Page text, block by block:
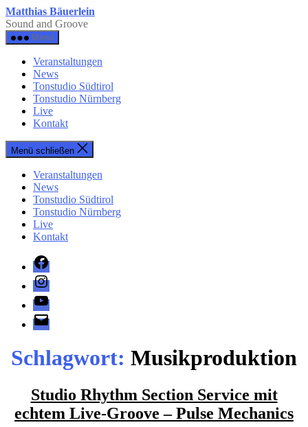
Zum
Inhalt
springen
Matthias Bäuerlein
Sound and Groove
Menü
Veranstaltungen
News
Tonstudio Südtirol
Tonstudio Nürnberg
Live
Kontakt
Menü schließen
Veranstaltungen
News
Tonstudio Südtirol
Tonstudio Nürnberg
Live
Kontakt
Facebook
Instagram
YouTube
E-
Mail
Schlagwort: Musikproduktion
Studio Rhythm Section Service mit
echtem Live-Groove – Pulse Mechanics